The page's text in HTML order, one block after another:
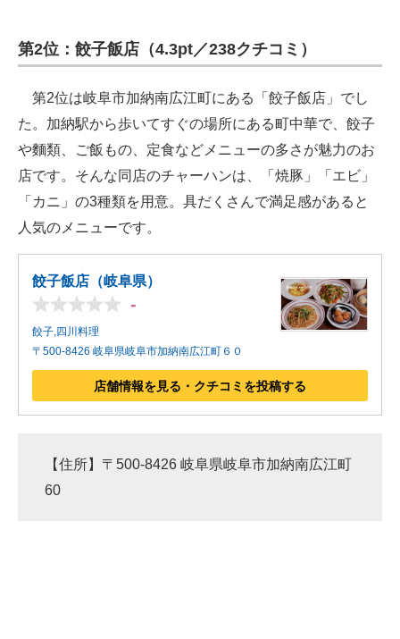
第2位：餃子飯店（4.3pt／238クチコミ）
第2位は岐阜市加納南広江町にある「餃子飯店」でし
た。加納駅から歩いてすぐの場所にある町中華で、餃子
や麵類、ご飯もの、定食などメニューの多さが魅力のお
店です。そんな同店のチャーハンは、「焼豚」「エビ」
「カニ」の3種類を用意。具だくさんで満足感があると
人気のメニューです。
餃子飯店（岐阜県）
-
餃子,四川料理
〒500-8426 岐阜県岐阜市加納南広江町６０
店舗情報を見る・クチコミを投稿する
【住所】〒500-8426 岐阜県岐阜市加納南広江町
60